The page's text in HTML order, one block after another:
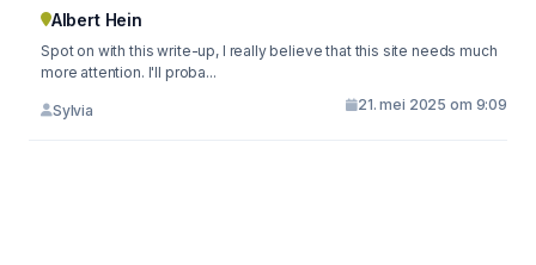
Albert Hein
Spot on with this write-up, I really believe that this site needs much
more attention. I'll proba...
Sylvia 21. mei 2025 om 9:09